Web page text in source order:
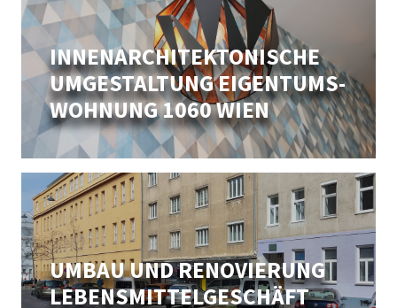
INNEN­ARCHITEKTONISCHE
UMGE­STALTUNG EIGENTUMS­
WOHNUNG 1060 WIEN
UMBAU UND RENOVIERUNG
LEBENSMITTEL­GESCHÄFT